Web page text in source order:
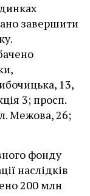
завершити
13,
3; просп.
Межова, 26;
фонду
наслідків
200 млн